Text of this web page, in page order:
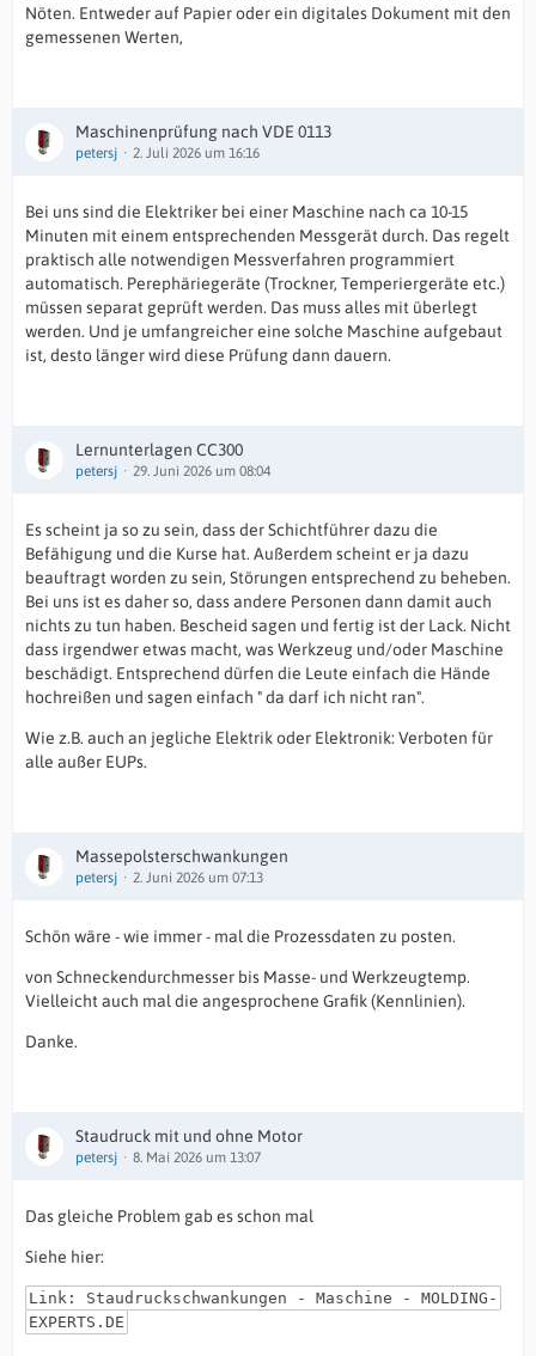
Nöten. Entweder auf Papier oder ein digitales Dokument mit den
gemessenen Werten,
Maschinenprüfung nach VDE 0113
petersj 2. Juli 2026 um 16:16
Bei uns sind die Elektriker bei einer Maschine nach ca 10-15
Minuten mit einem entsprechenden Messgerät durch. Das regelt
praktisch alle notwendigen Messverfahren programmiert
automatisch. Perephäriegeräte (Trockner, Temperiergeräte etc.)
müssen separat geprüft werden. Das muss alles mit überlegt
werden. Und je umfangreicher eine solche Maschine aufgebaut
ist, desto länger wird diese Prüfung dann dauern.
Lernunterlagen CC300
petersj 29. Juni 2026 um 08:04
Es scheint ja so zu sein, dass der Schichtführer dazu die
Befähigung und die Kurse hat. Außerdem scheint er ja dazu
beauftragt worden zu sein, Störungen entsprechend zu beheben.
Bei uns ist es daher so, dass andere Personen dann damit auch
nichts zu tun haben. Bescheid sagen und fertig ist der Lack. Nicht
dass irgendwer etwas macht, was Werkzeug und/oder Maschine
beschädigt. Entsprechend dürfen die Leute einfach die Hände
hochreißen und sagen einfach " da darf ich nicht ran".
Wie z.B. auch an jegliche Elektrik oder Elektronik: Verboten für
alle außer EUPs.
Massepolsterschwankungen
petersj 2. Juni 2026 um 07:13
Schön wäre - wie immer - mal die Prozessdaten zu posten.
von Schneckendurchmesser bis Masse- und Werkzeugtemp.
Vielleicht auch mal die angesprochene Grafik (Kennlinien).
Danke.
Staudruck mit und ohne Motor
petersj 8. Mai 2026 um 13:07
Das gleiche Problem gab es schon mal
Siehe hier:
Link: Staudruckschwankungen - Maschine - MOLDING-
EXPERTS.DE